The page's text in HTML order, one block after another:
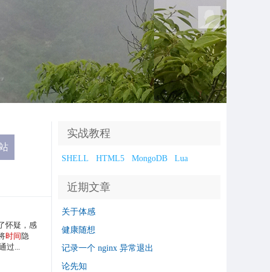
怀疑，感
时间隐
过...
实战教程
SHELL HTML5 MongoDB Lua
近期文章
关于体感
健康随想
记录一个 nginx 异常退出
论先知